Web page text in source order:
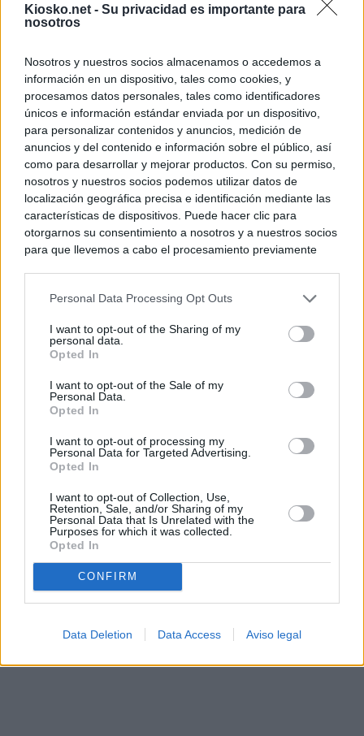
Kiosko.net - Su privacidad es importante para
nosotros
Nosotros y nuestros socios almacenamos o accedemos a
información en un dispositivo, tales como cookies, y
procesamos datos personales, tales como identificadores
únicos e información estándar enviada por un dispositivo,
para personalizar contenidos y anuncios, medición de
anuncios y del contenido e información sobre el público, así
como para desarrollar y mejorar productos. Con su permiso,
nosotros y nuestros socios podemos utilizar datos de
localización geográfica precisa e identificación mediante las
características de dispositivos. Puede hacer clic para
otorgarnos su consentimiento a nosotros y a nuestros socios
para que llevemos a cabo el procesamiento previamente
negar su consentimiento. Tenga en cuenta que algún
de su consentimiento, pero usted tiene el derecho de
rechazar tal procesamiento. Sus preferencias se aplicarán
cualquier momento entrando de nuevo en este sitio web o
visitando nuestra política de privacidad.
Personal Data Processing Opt Outs
I want to opt-out of the Sharing of my
personal data.
Opted In
I want to opt-out of the Sale of my
Personal Data.
Opted In
I want to opt-out of processing my
Personal Data for Targeted Advertising.
Opted In
I want to opt-out of Collection, Use,
Retention, Sale, and/or Sharing of my
Personal Data that Is Unrelated with the
Purposes for which it was collected.
Opted In
CONFIRM
Data Deletion Data Access Aviso legal